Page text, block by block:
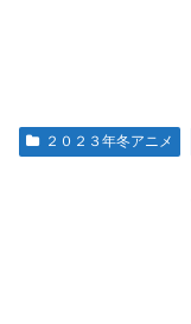
２０２３年冬アニメ